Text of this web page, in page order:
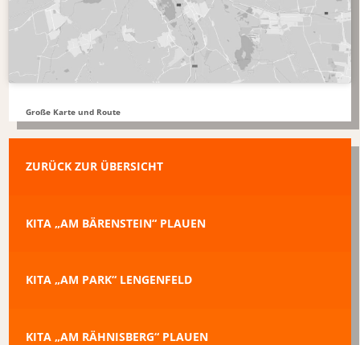
Große Karte und Route
ZURÜCK ZUR ÜBERSICHT
KITA „AM BÄRENSTEIN“ PLAUEN
KITA „AM PARK“ LENGENFELD
KITA „AM RÄHNISBERG“ PLAUEN